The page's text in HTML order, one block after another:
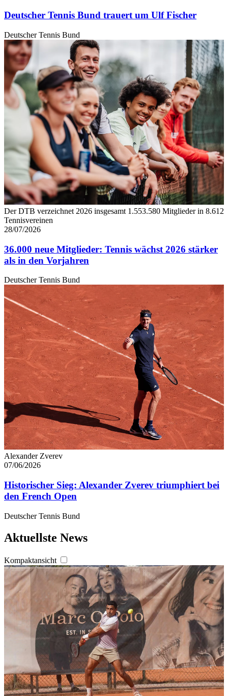
Deutscher Tennis Bund trauert um Ulf Fischer
Deutscher Tennis Bund
Der DTB verzeichnet 2026 insgesamt 1.553.580 Mitglieder in 8.612
Tennisvereinen
28/07/2026
36.000 neue Mitglieder: Tennis wächst 2026 stärker
als in den Vorjahren
Deutscher Tennis Bund
Alexander Zverev
07/06/2026
Historischer Sieg: Alexander Zverev triumphiert bei
den French Open
Deutscher Tennis Bund
Aktuellste News
Kompaktansicht